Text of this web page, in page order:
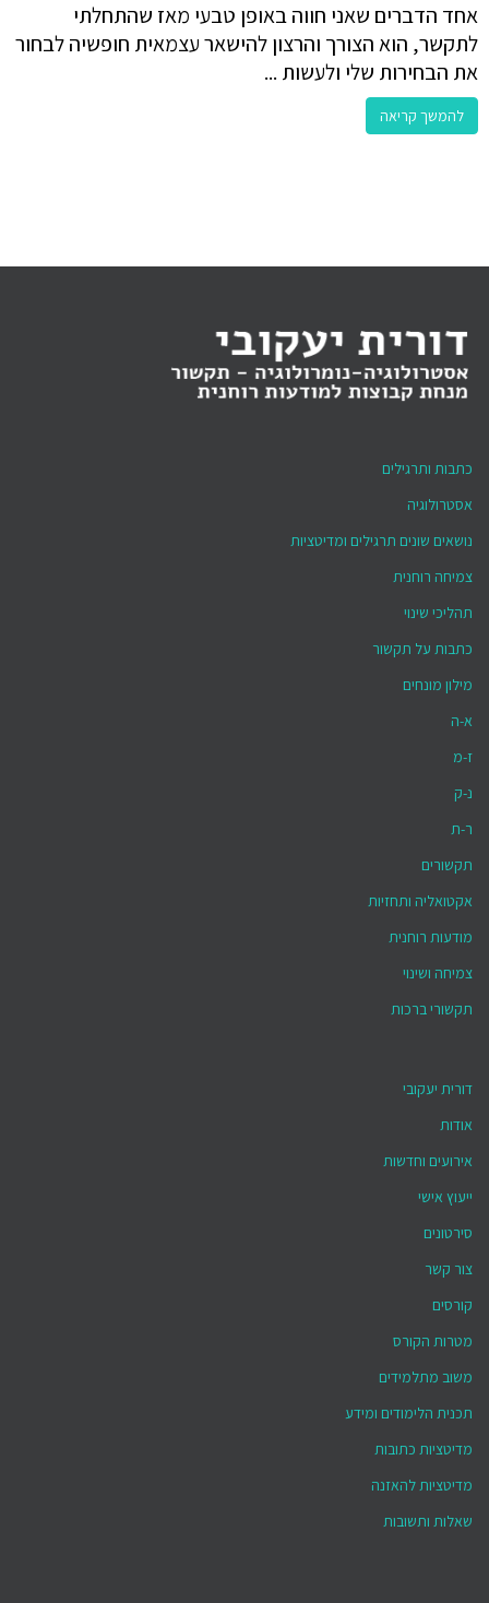
אחד הדברים שאני חווה באופן טבעי מאז שהתחלתי
לתקשר, הוא הצורך והרצון להישאר עצמאית חופשיה לבחור
את הבחירות שלי ולעשות ...
להמשך קריאה
כתבות ותרגילים
אסטרולוגיה
נושאים שונים תרגילים ומדיטציות
צמיחה רוחנית
תהליכי שינוי
כתבות על תקשור
מילון מונחים
א-ה
ז-מ
נ-ק
ר-ת
תקשורים
אקטואליה ותחזיות
מודעות רוחנית
צמיחה ושינוי
תקשורי ברכות
דורית יעקובי
אודות
אירועים וחדשות
ייעוץ אישי
סירטונים
צור קשר
קורסים
מטרות הקורס
משוב מתלמידים
תכנית הלימודים ומידע
מדיטציות כתובות
מדיטציות להאזנה
שאלות ותשובות